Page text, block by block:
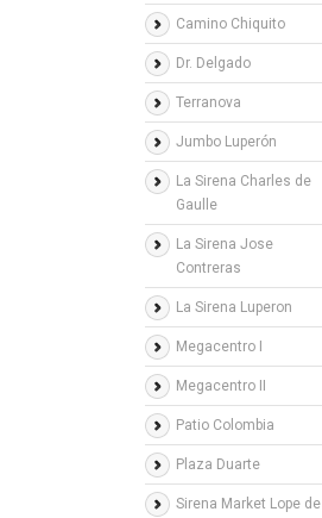
Camino Chiquito
Dr. Delgado
Terranova
Jumbo Luperón
La Sirena Charles de
Gaulle
La Sirena Jose
Contreras
La Sirena Luperon
Megacentro I
Megacentro II
Patio Colombia
Plaza Duarte
Sirena Market Lope de